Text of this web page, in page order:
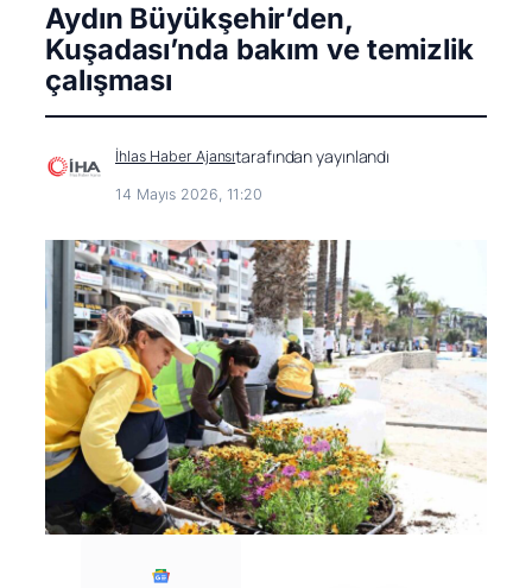
Aydın Büyükşehir’den,
Kuşadası’nda bakım ve temizlik
çalışması
İhlas Haber Ajansıtarafından yayınlandı
14 Mayıs 2026, 11:20